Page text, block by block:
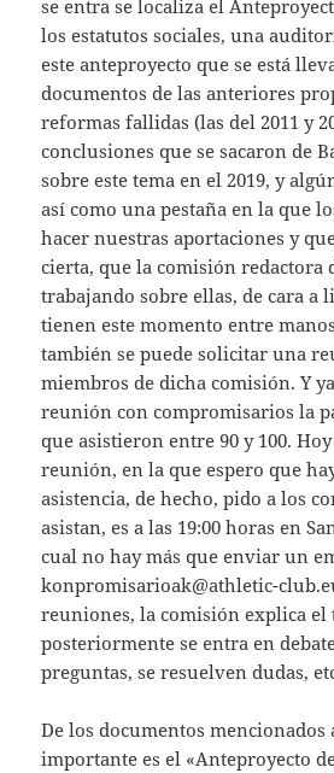
se entra se localiza el
los estatutos sociales, una
este anteproyecto que se está
documentos de las anteriores
reformas fallidas (las del 2011 y
conclusiones que se sacaron de
sobre este tema en el 2019, y
así como una pestaña en la que
hacer nuestras aportaciones y
cierta, que la comisión redactora
trabajando sobre ellas, de cara a
tienen este momento entre
también se puede solicitar una
miembros de dicha comisión. Y
reunión con compromisarios la
que asistieron entre 90 y 100.
reunión, en la que espero que
asistencia, de hecho, pido a los
asistan, es a las 19:00 horas en
cual no hay más que enviar un
konpromisarioak@athletic-
reuniones, la comisión explica el
posteriormente se entra en
preguntas, se resuelven dudas,
De los documentos mencionados
importante es el «Anteproyecto